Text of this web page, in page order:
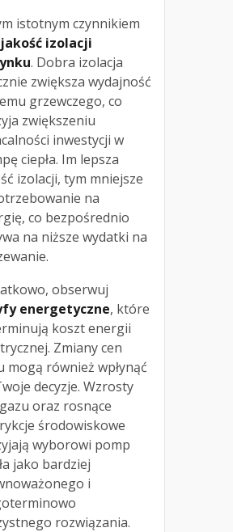
istotnym czynnikiem
jakość izolacji
. Dobra izolacja
zwiększa wydajność
grzewczego, co
zwiększeniu
inwestycji w
ciepła. Im lepsza
izolacji, tym mniejsze
na
co bezpośrednio
na niższe wydatki na
obserwuj
energetyczne, które
koszt energii
Zmiany cen
mogą również wpłynąć
decyzje. Wzrosty
oraz rosnące
środowiskowe
wyborowi pomp
jako bardziej
i
rozwiązania.